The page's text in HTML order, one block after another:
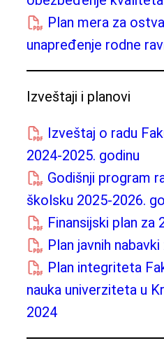
Plan mera za
unapređenje rodne
Izveštaji i planovi
Izveštaj o radu
2024-2025. godinu
Godišnji program
školsku 2025-2026.
Finansijski plan za
Plan javnih
Plan integriteta
nauka univerziteta u
2024